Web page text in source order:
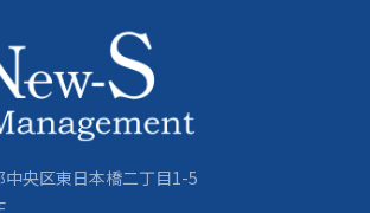
央区東日本橋二丁目1-5